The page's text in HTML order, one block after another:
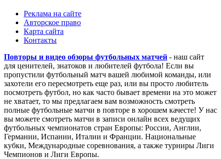
Реклама на сайте
Авторское право
Карта сайта
Контакты
Повторы и видео обзоры футбольных матчей - наш сайт
для ценителей, знатоков и любителей футбола! Если вы
пропустили футбольный матч вашей любимой команды, или
захотели его пересмотреть еще раз, или вы просто любитель
посмотреть футбол, но как часто бывает времени на это может
не хватает, то мы предлагаем вам возможность смотреть
полные футбольные матчи в повторе в хорошем качесте! У нас
вы можете смотреть матчи в записи онлайн всех ведущих
футбольных чемпионатов стран Европы: России, Англии,
Германии, Испании, Италии и Франции. Национальные
кубки, Международные соревнования, а также турниры Лиги
Чемпионов и Лиги Европы.